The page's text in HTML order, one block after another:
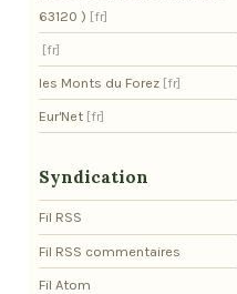
63120 )
les Monts du Forez
Eur'Net
Syndication
Fil RSS
Fil RSS commentaires
Fil Atom